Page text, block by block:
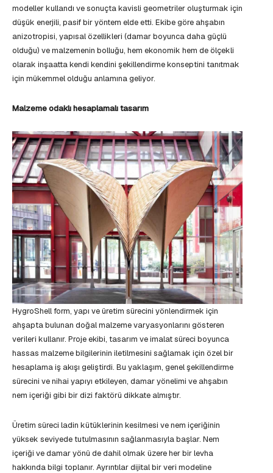
modeller kullandı ve sonuçta kavisli geometriler oluşturmak için
düşük enerjili, pasif bir yöntem elde etti. Ekibe göre ahşabın
anizotropisi, yapısal özellikleri (damar boyunca daha güçlü
olduğu) ve malzemenin bolluğu, hem ekonomik hem de ölçekli
olarak inşaatta kendi kendini şekillendirme konseptini tanıtmak
için mükemmel olduğu anlamına geliyor.
Malzeme odaklı hesaplamalı tasarım
HygroShell form, yapı ve üretim sürecini yönlendirmek için
ahşapta bulunan doğal malzeme varyasyonlarını gösteren
verileri kullanır. Proje ekibi, tasarım ve imalat süreci boyunca
hassas malzeme bilgilerinin iletilmesini sağlamak için özel bir
hesaplama iş akışı geliştirdi. Bu yaklaşım, genel şekillendirme
sürecini ve nihai yapıyı etkileyen, damar yönelimi ve ahşabın
nem içeriği gibi bir dizi faktörü dikkate almıştır.
Üretim süreci ladin kütüklerinin kesilmesi ve nem içeriğinin
yüksek seviyede tutulmasının sağlanmasıyla başlar. Nem
içeriği ve damar yönü de dahil olmak üzere her bir levha
hakkında bilgi toplanır. Ayrıntılar dijital bir veri modeline